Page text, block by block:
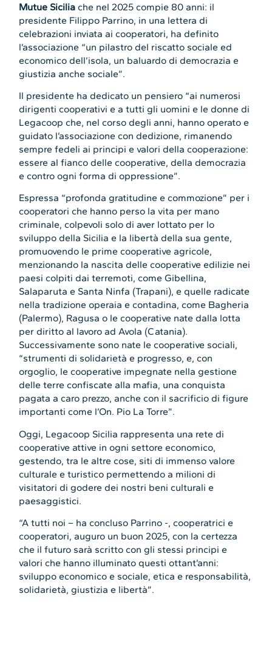
Mutue Sicilia che nel 2025 compie 80 anni: il
presidente Filippo Parrino, in una lettera di
celebrazioni inviata ai cooperatori, ha definito
l’associazione “un pilastro del riscatto sociale ed
economico dell’isola, un baluardo di democrazia e
giustizia anche sociale”.
Il presidente ha dedicato un pensiero “ai numerosi
dirigenti cooperativi e a tutti gli uomini e le donne di
Legacoop che, nel corso degli anni, hanno operato e
guidato l’associazione con dedizione, rimanendo
sempre fedeli ai principi e valori della cooperazione:
essere al fianco delle cooperative, della democrazia
e contro ogni forma di oppressione”.
Espressa “profonda gratitudine e commozione” per i
cooperatori che hanno perso la vita per mano
criminale, colpevoli solo di aver lottato per lo
sviluppo della Sicilia e la libertà della sua gente,
promuovendo le prime cooperative agricole,
menzionando la nascita delle cooperative edilizie nei
paesi colpiti dai terremoti, come Gibellina,
Salaparuta e Santa Ninfa (Trapani), e quelle radicate
nella tradizione operaia e contadina, come Bagheria
(Palermo), Ragusa o le cooperative nate dalla lotta
per diritto al lavoro ad Avola (Catania).
Successivamente sono nate le cooperative sociali,
“strumenti di solidarietà e progresso, e, con
orgoglio, le cooperative impegnate nella gestione
delle terre confiscate alla mafia, una conquista
pagata a caro prezzo, anche con il sacrificio di figure
importanti come l’On. Pio La Torre”.
Oggi, Legacoop Sicilia rappresenta una rete di
cooperative attive in ogni settore economico,
gestendo, tra le altre cose, siti di immenso valore
culturale e turistico permettendo a milioni di
visitatori di godere dei nostri beni culturali e
paesaggistici.
“A tutti noi – ha concluso Parrino -, cooperatrici e
cooperatori, auguro un buon 2025, con la certezza
che il futuro sarà scritto con gli stessi principi e
valori che hanno illuminato questi ottant’anni:
sviluppo economico e sociale, etica e responsabilità,
solidarietà, giustizia e libertà”.